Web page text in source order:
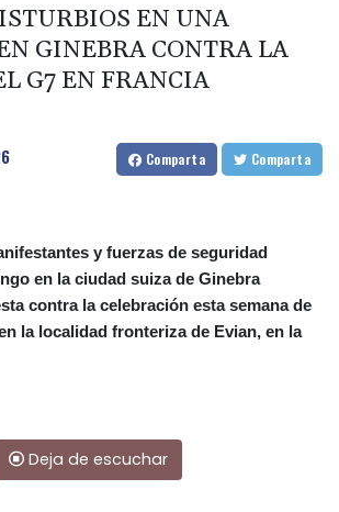
EN UNA
GINEBRA CONTRA LA
G7 EN FRANCIA
Comparta Comparta
y fuerzas de seguridad
en la ciudad suiza de Ginebra
contra la celebración esta semana de
la localidad fronteriza de Evian, en la
Deja de escuchar